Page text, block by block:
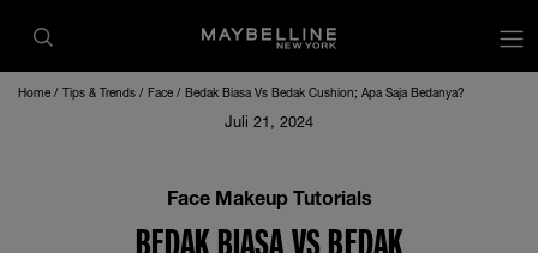
Home Tips & Trends Face Bedak Biasa Vs Bedak Cushion; Apa Saja Bedanya?
Juli 21, 2024
Face Makeup Tutorials
BEDAK BIASA VS BEDAK